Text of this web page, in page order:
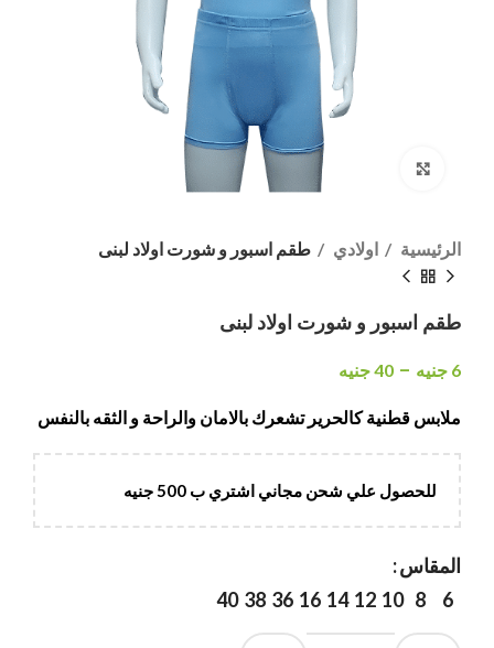
انقر هنا لتكبير الصورة
الرئيسية اولادي طقم اسبور و شورت اولاد لبنى
طقم اسبور و شورت اولاد لبنى
6 جنيه –
40جنيه
ملابس قطنية كالحرير تشعرك بالامان والراحة و الثقه بالنفس
للحصول علي شحن مجاني اشتري ب 500 جنيه
المقاس
6
8
10
12
14
16
36
38
40